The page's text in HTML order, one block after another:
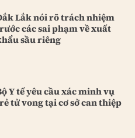
Lắk nói rõ trách nhiệm
các sai phạm về xuất
sầu riêng
Y tế yêu cầu xác minh vụ
tử vong tại cơ sở can thiệp